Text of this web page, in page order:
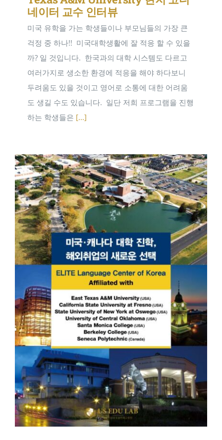
네이터 교수 인터뷰
미국 유학을 가는 학생들이나 부모님들의 가장 큰
걱정 중 하나!! ​ 미국대학생활에 잘 적응 할 수 있을
까? 일 것입니다. ​ 한국과의 대학 시스템도 다르고
여러가지로 생소한 환경에 적응을 해야 하다보니
두려움도 있을 것이고 영어로 소통에 대한 어려움
도 생길 수도 있습니다. ​ 일단 저희 프로그램을 진행
하는 학생들은 [...]